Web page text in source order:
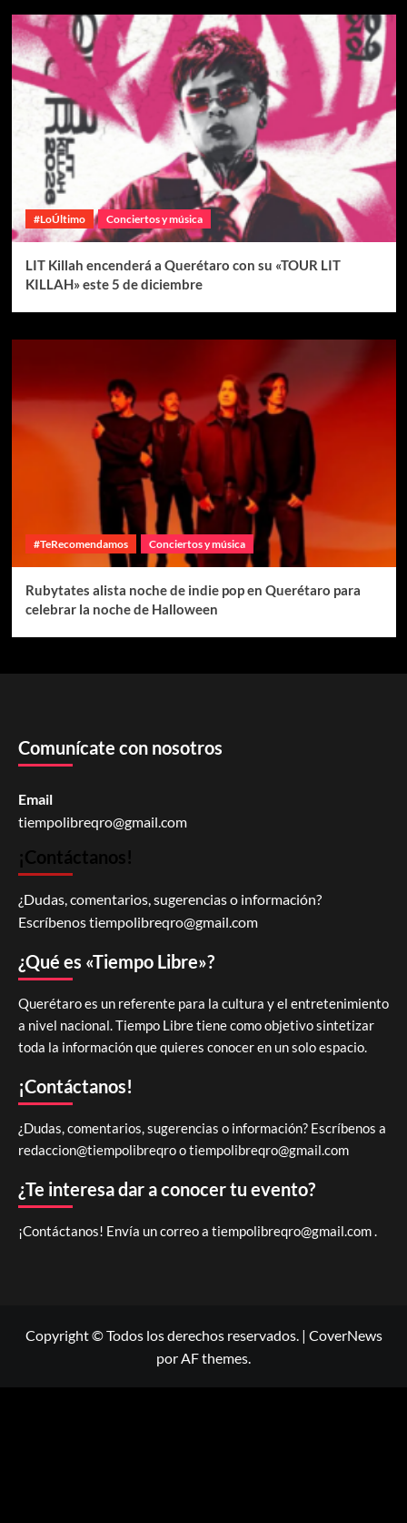
#LoÚltimo Conciertos y música
LIT Killah encenderá a Querétaro con su «TOUR LIT
KILLAH» este 5 de diciembre
#TeRecomendamos Conciertos y música
Rubytates alista noche de indie pop en Querétaro para
celebrar la noche de Halloween
Comunícate con nosotros
Email
tiempolibreqro@gmail.com
¡Contáctanos!
¿Dudas, comentarios, sugerencias o información?
Escríbenostiempolibreqro@gmail.com
¿Qué es «Tiempo Libre»?
Querétaro es un referente para la cultura y el entretenimiento
a nivel nacional. Tiempo Libre tiene como objetivo sintetizar
toda la información que quieres conocer en un solo espacio.
¡Contáctanos!
¿Dudas, comentarios, sugerencias o información? Escríbenos a
redaccion@tiempolibreqro otiempolibreqro@gmail.com
¿Te interesa dar a conocer tu evento?
¡Contáctanos! Envía un correo a tiempolibreqro@gmail.com
Copyright © Todos los derechos reservados. | CoverNews
por AF themes.